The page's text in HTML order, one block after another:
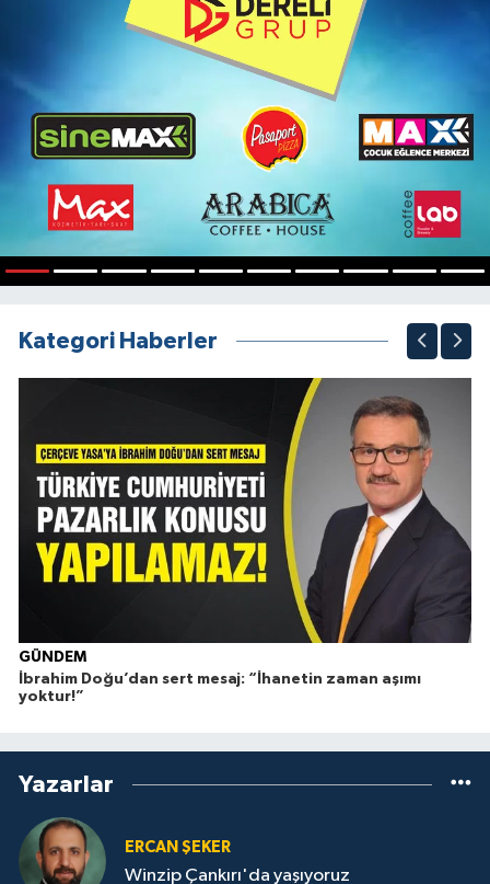
Kategori Haberler
GÜNDEM
İbrahim Doğu’dan sert mesaj: “İhanetin zaman aşımı
yoktur!”
Yazarlar
ERCAN ŞEKER
Winzip Çankırı'da yaşıyoruz